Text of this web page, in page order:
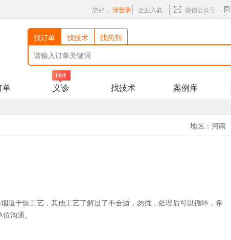
您好， 请登录 企业入驻 微信公众号
找订单 找技术 找药剂
单 义诊 找技术 案例库
地区：河南
道干燥工艺，其他工艺了解过了不合适，勿扰，处理后可以循环，希
沟通。